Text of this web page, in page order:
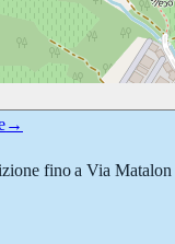
→
fino aVia Matalon